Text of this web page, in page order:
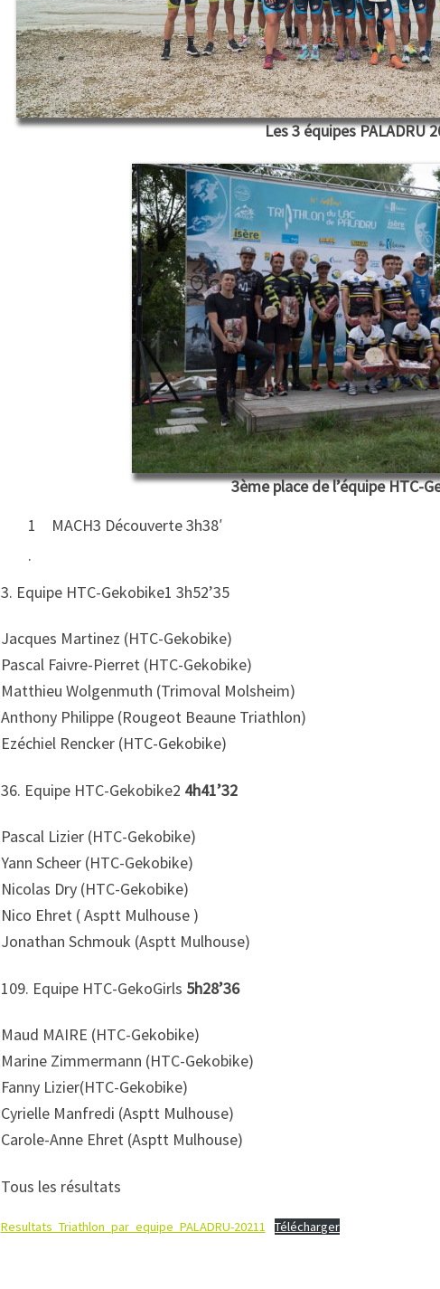
Les 3 équipes PALADRU
3ème place de l’équipe HTC-
MACH3 Découverte 3h38′
3. Equipe HTC-Gekobike1 3h52’35
Jacques Martinez (HTC-Gekobike)
Pascal Faivre-Pierret (HTC-Gekobike)
Matthieu Wolgenmuth (Trimoval Molsheim)
Anthony Philippe (Rougeot Beaune Triathlon)
Ezéchiel Rencker (HTC-Gekobike)
36. Equipe HTC-Gekobike2 4h41’32
Pascal Lizier (HTC-Gekobike)
Yann Scheer (HTC-Gekobike)
Nicolas Dry (HTC-Gekobike)
Nico Ehret ( Asptt Mulhouse )
Jonathan Schmouk (Asptt Mulhouse)
109. Equipe HTC-GekoGirls 5h28’36
Maud MAIRE (HTC-Gekobike)
Marine Zimmermann (HTC-Gekobike)
Fanny Lizier(HTC-Gekobike)
Cyrielle Manfredi (Asptt Mulhouse)
Carole-Anne Ehret (Asptt Mulhouse)
Tous les résultats
Resultats_Triathlon_par_equipe_PALADRU-20211 Télécharger